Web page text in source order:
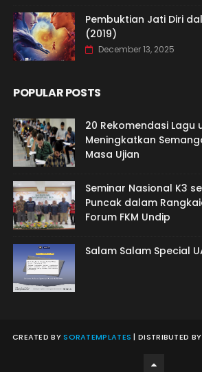
Pembuktian Jati Diri
(2019)
December 13, 2025
POPULAR POSTS
20 Rekomendasi Lagu
Meningkatkan
Masa Ujian
Seminar Nasional K3
Puncak dalam
Forum FKM Undip
Salam Salam Special
CREATED BYSORATEMPLATES | DISTRIBUTED BY